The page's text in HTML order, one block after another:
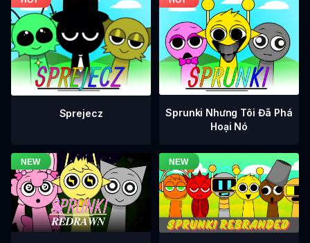
Sprejecz
Sprunki Nhưng Tôi Đã Phá
Hoại Nó